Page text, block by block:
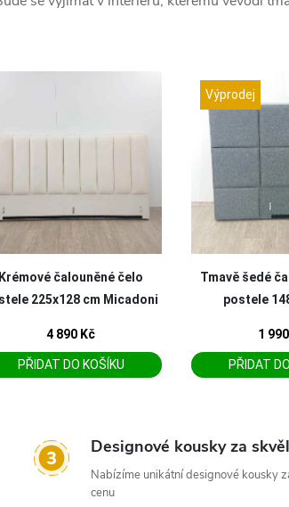
Designové kousky za
Nabízíme unikátní designové kousky
cenu